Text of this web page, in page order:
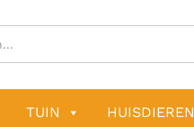
TUIN HUISDIEREN